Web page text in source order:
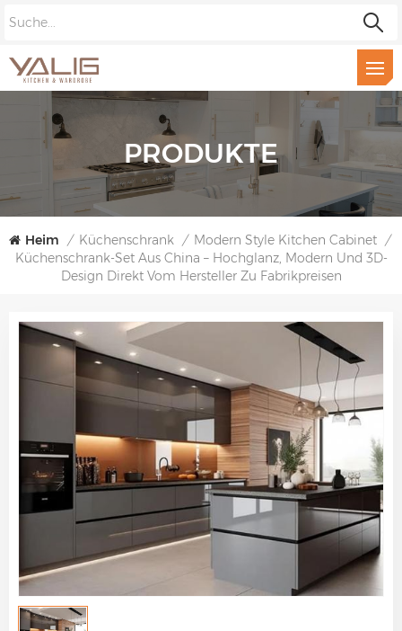
PRODUKTE
Heim / Küchenschrank / Modern Style Kitchen Cabinet /
Küchenschrank-Set Aus China – Hochglanz, Modern Und 3D-
Design Direkt Vom Hersteller Zu Fabrikpreisen